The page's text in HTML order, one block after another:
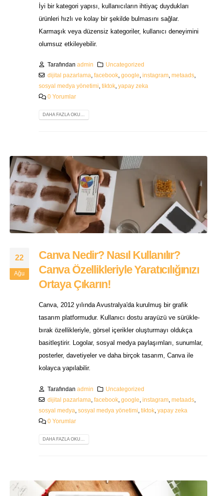
İyi bir kategori yapısı, kullanıcıların ihtiyaç duydukları
ürünleri hızlı ve kolay bir şekilde bulmasını sağlar.
Karmaşık veya düzensiz kategoriler, kullanıcı deneyimini
olumsuz etkileyebilir.
Tarafından admin
Uncategorized
dijital pazarlama facebook, google instagram, metaads,
sosyal medya yönetimi tiktok yapay zeka
0 Yorumlar
DAHA FAZLA OKU...
22
Ağu
Canva Nedir? Nasıl Kullanılır?
Canva Özellikleriyle Yaratıcılığınızı
Ortaya Çıkarın!
Canva, 2012 yılında Avustralya'da kurulmuş bir grafik
tasarım platformudur. Kullanıcı dostu arayüzü ve sürükle-
bırak özellikleriyle, görsel içerikler oluşturmayı oldukça
basitleştirir. Logolar, sosyal medya paylaşımları, sunumlar,
posterler, davetiyeler ve daha birçok tasarım, Canva ile
kolayca yapılabilir.
Tarafından admin
Uncategorized
dijital pazarlama facebook, google instagram, metaads,
sosyal medya sosyal medya yönetimi tiktok yapay zeka
0 Yorumlar
DAHA FAZLA OKU...